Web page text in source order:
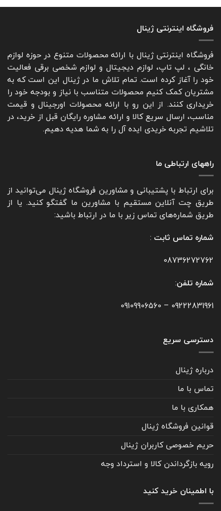
فروشگاه اینترنتی ژینال
فروشگاه اینترنتی ژینال با ارائه محصولات متنوع در حوزه لوازم
خانگی ، لپ تاپ، لوازم دیجیتال و لوازم شخصی برقی فعالیت
خود را آغاز کرده است. تمام تلاش ما در ژینال این است که به
مشتریان کمک کنیم محصولات متناسب با نیاز و بودجه خود را
خریداری کنند. از این رو با ارائه محصولات اورجینال و قیمت
مناسب، ارسال سریع کالا و ارائه مشاوره رایگان قبل از خرید، در
تلاشیم تجربه خریدی ایده آل را به شما هدیه دهیم.
راههای ارتباطی ما
برای ارتباط با پشتیبانی و مشاورین فروشگاه ژینال می‌توانید از
طریق چت آنلاین مستقیم با مشاورین ما گفتگو کنید. یا از
طریق شماره‌های تماس زیر با ما در ارتباط باشید:
شماره تماس ثابت :
08736272762
شماره تلفن:
09222831961
–
09109906560
دسترسی سریع
درباره ژینال
تماس با ما
همکاری با ما
قوانین فروشگاه ژینال
حریم خصوصی کاربران ژینال
رویه بازگرداندن کالا و استرداد وجه
با اطمینان خرید کنید